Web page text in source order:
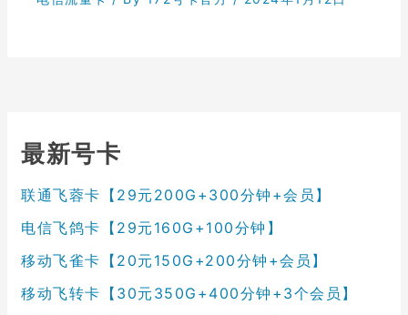
最新号卡
联通飞蓉卡【29元200G+300分钟+会员】
电信飞鸽卡【29元160G+100分钟】
移动飞雀卡【20元150G+200分钟+会员】
移动飞转卡【30元350G+400分钟+3个会员】